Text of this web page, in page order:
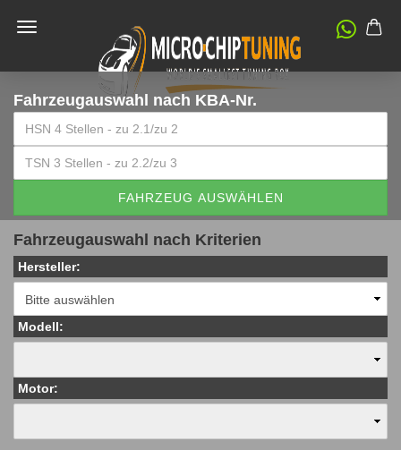
Fahrzeugauswahl nach KBA-Nr.
FAHRZEUG AUSWÄHLEN
Fahrzeugauswahl nach Kriterien
Hersteller:
Modell:
Motor: